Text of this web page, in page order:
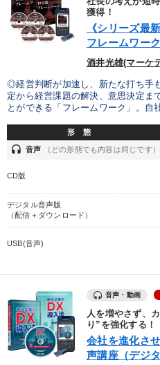
目的別
財務・数字力の向上 パフォ
新事業・新商品づくり 社員
社長の姿勢を学びたい 業績
多様性・ダイバーシティ 会
※「更新」を押すと「カテゴリー」「目的別」
local_offer タグから探す
すべての音声・動画（全2077タイ
獲得！
《シリーズ最
フレームワー
酒井光雄(マーケ
◎経営判断が加速し、新たな打ち手
定から経営課題の解決、意思決定ま
とができる「フレームワーク」。自
形 態
headset 音声 （どの形態でも内容は同じです）
CD版
デジタル音声版
（配信＋ダウンロード）
USB(音声)
音声・動画
人を増やさず、
り”を強化する！
会社を進化さ
声講座（デジ